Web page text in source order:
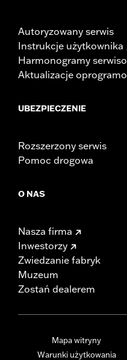
Autoryzowany serwis
Instrukcje użytkownika
Harmonogramy
Aktualizacje
UBEZPIECZENIE
Rozszerzony serwis
Pomoc drogowa
O NAS
Nasza firma
Inwestorzy
Zwiedzanie fabryk
Muzeum
Zostań dealerem
Mapa witryny
Warunki użytkowania